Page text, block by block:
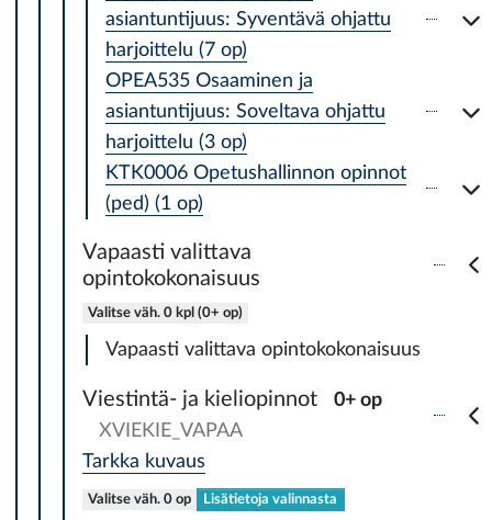
asiantuntijuus: Syventävä ohjattu
harjoittelu (7 op)
OPEA535 Osaaminen ja
asiantuntijuus: Soveltava ohjattu
harjoittelu (3 op)
KTK0006 Opetushallinnon opinnot
(ped) (1 op)
Vapaasti valittava
opintokokonaisuus
Valitse väh. 0 kpl (0+ op)
Vapaasti valittava opintokokonaisuus
Viestintä- ja kieliopinnot
0+ op
XVIEKIE_VAPAA
Tarkka kuvaus
Valitse väh. 0 op Lisätietoja valinnasta